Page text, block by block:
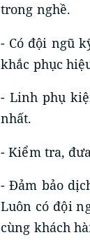
trong nghề.
- Có đội ngũ
khắc phục
- Linh phụ
nhất.
- Kiểm tra,
- Đảm bảo
Luôn có đội
cùng khách